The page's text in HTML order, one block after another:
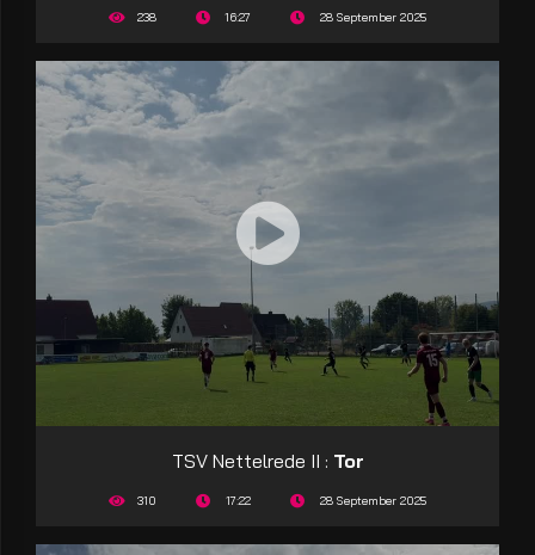
238 16:27 28 September 2025
TSV Nettelrede II : Tor
310 17:22 28 September 2025